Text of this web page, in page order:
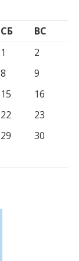
СБ
ВС
1
2
8
9
15
16
22
23
29
30